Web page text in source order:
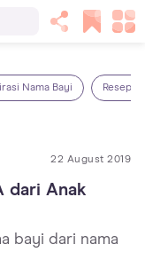
Nama Bayi Resep
22 August 2019
dari Anak
bayi dari nama